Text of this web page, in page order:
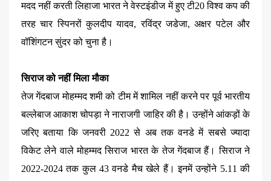
मदद नहीं करती लिहाजा भारत ने वेस्टइंडीज में हुए टी20 विश्व कप की
तरह चार स्पिनरों कुलदीप यादव, रविंद्र जडेजा, अक्षर पटेल और
वॉशिंगटन सुंदर को चुना है।
सिराज को नहीं मिला मौका
तेज गेंदबाज मोहम्मद शमी को टीम में शामिल नहीं करने पर पूर्व भारतीय
बल्लेबाज आकाश चोपड़ा ने नाराजगी जाहिर की है। उन्होंने आंकड़ों के
जरिए बताया कि जनवरी 2022 से अब तक वनडे में सबसे ज्यादा
विकेट लेने वाले मोहम्मद सिराज भारत के तेज गेंदबाज हैं। सिराज ने
2022-2024 तक कुल 43 वनडे मैच खेले हैं। इनमें उन्होंने 5.11 की